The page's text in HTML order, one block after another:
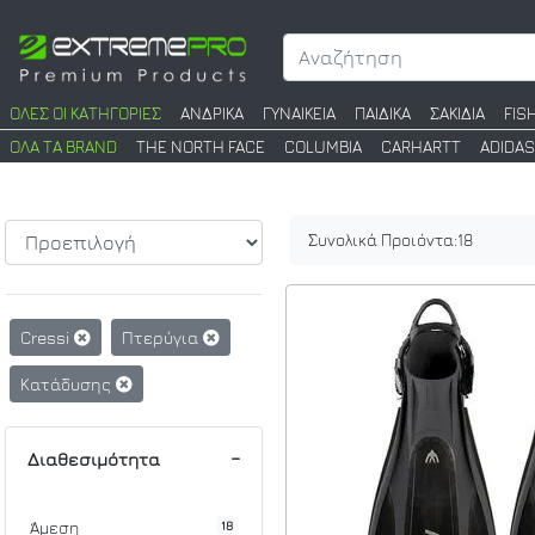
ΟΛΕΣ ΟΙ ΚΑΤΗΓΟΡΙΕΣ ΑΝΔΡΙΚΑ ΓΥΝΑΙΚΕΙΑ ΠΑΙΔΙΚΑ ΣΑΚΙΔΙΑ
ΟΛΑ ΤΑ BRAND
THE NORTH FACE COLUMBIA CARHARTT ADIDAS
Cressi Πτερύγια
Κατάδυσης
Διαθεσιμότητα
Άμεση 18
Συνολικά Προιόντα:18